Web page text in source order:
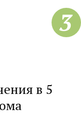
3
в 5